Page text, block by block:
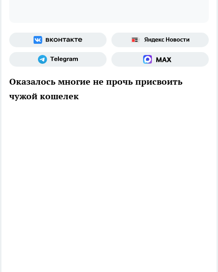
Оказалось многие не прочь присвоить
чужой кошелек